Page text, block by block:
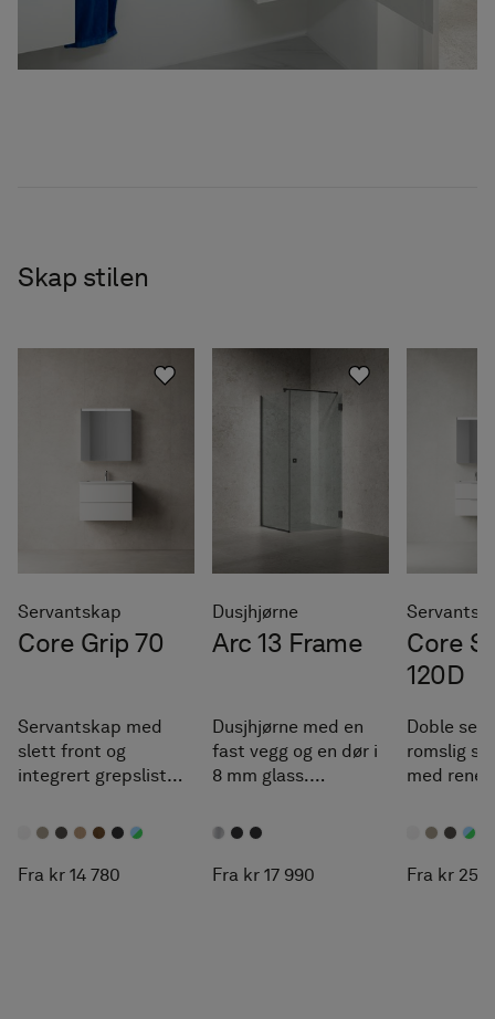
Skap stilen
Servantskap
Core Grip 70
Servantskap med
slett front og
integrert grepslist
uttrykk.
Fra kr 14 780
Dusjhjørne
Arc 13 Frame
Dusjhjørne med en
fast vegg og en dør i
8 mm glass.
angitte intervaller.
etter akkurat dine
Fra kr 17 990
Core
120D
Doble
romslig
med rene
Fra kr 25